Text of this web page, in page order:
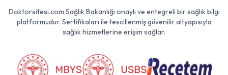
Doktorsitesi.com Sağlık Bakanlığı onaylı ve entegreli bir sağlık bilgi
platformudur. Sertifikaları ile tescillenmiş güvenilir altyapısıyla
sağlık hizmetlerine erişim sağlar.